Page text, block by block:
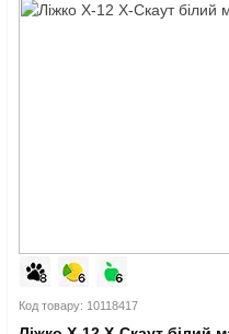
Код товару: 10118417